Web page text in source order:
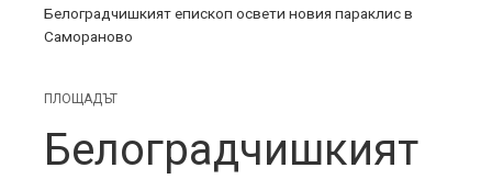
Белоградчишкият епископ освети новия параклис в
Самораново
ПЛОЩАДЪТ
Белоградчишкият